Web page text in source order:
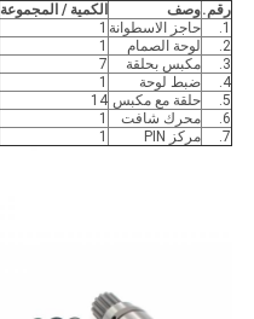
رقم.وصف
الكمية / المجموعة
1.
حاجز الاسطوانة 1
2.
لوحة الصمام
1
3.
مكبس بحلقة
7
4.
ضبط لوحة
1
5.
حلقة مع مكبس 14
6.
محرك شافت
1
7.
مركز PIN 1